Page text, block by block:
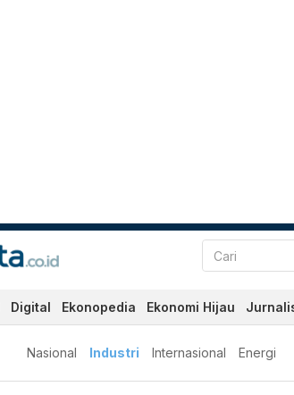
Digital Ekonopedia Ekonomi Hijau
Nasional Industri Internasional Energi